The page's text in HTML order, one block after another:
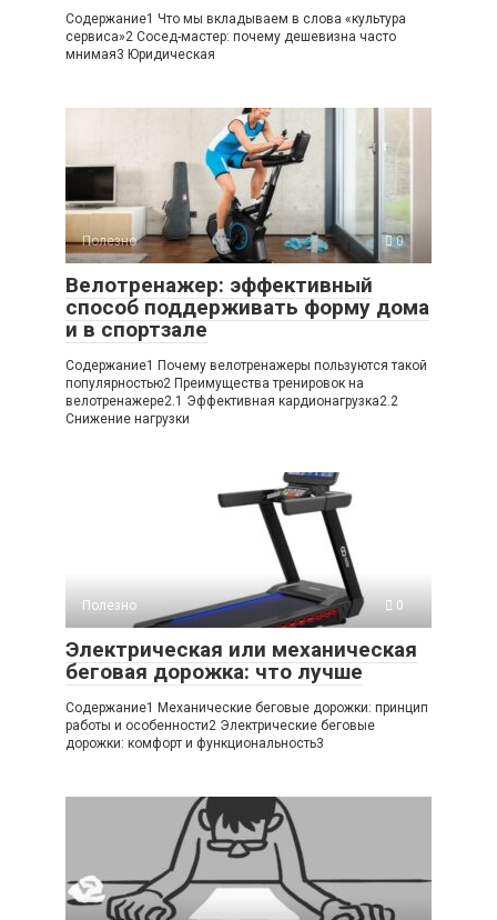
Содержание1 Что мы вкладываем в слова «культура
сервиса»2 Сосед-мастер: почему дешевизна часто
мнимая3 Юридическая
Полезно 0
Велотренажер: эффективный
способ поддерживать форму дома
и в спортзале
Содержание1 Почему велотренажеры пользуются такой
популярностью2 Преимущества тренировок на
велотренажере2.1 Эффективная кардионагрузка2.2
Снижение нагрузки
Полезно 0
Электрическая или механическая
беговая дорожка: что лучше
Содержание1 Механические беговые дорожки: принцип
работы и особенности2 Электрические беговые
дорожки: комфорт и функциональность3